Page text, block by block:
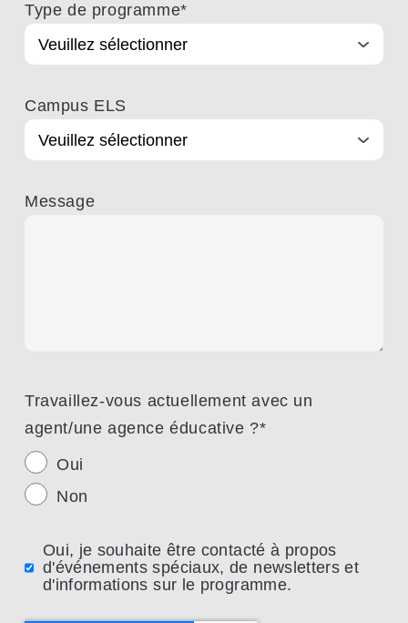
Type de programme*
Campus ELS
Message
Travaillez-vous actuellement avec un
agent/une agence éducative ?*
Oui
Non
Oui, je souhaite être contacté à propos
d'événements spéciaux, de newsletters et
d'informations sur le programme.